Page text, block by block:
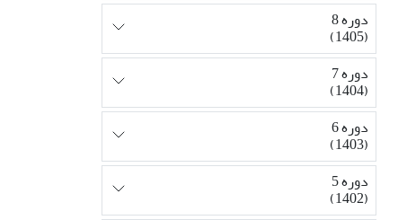
دوره 8
(1405)
دوره 7
(1404)
دوره 6
(1403)
دوره 5
(1402)